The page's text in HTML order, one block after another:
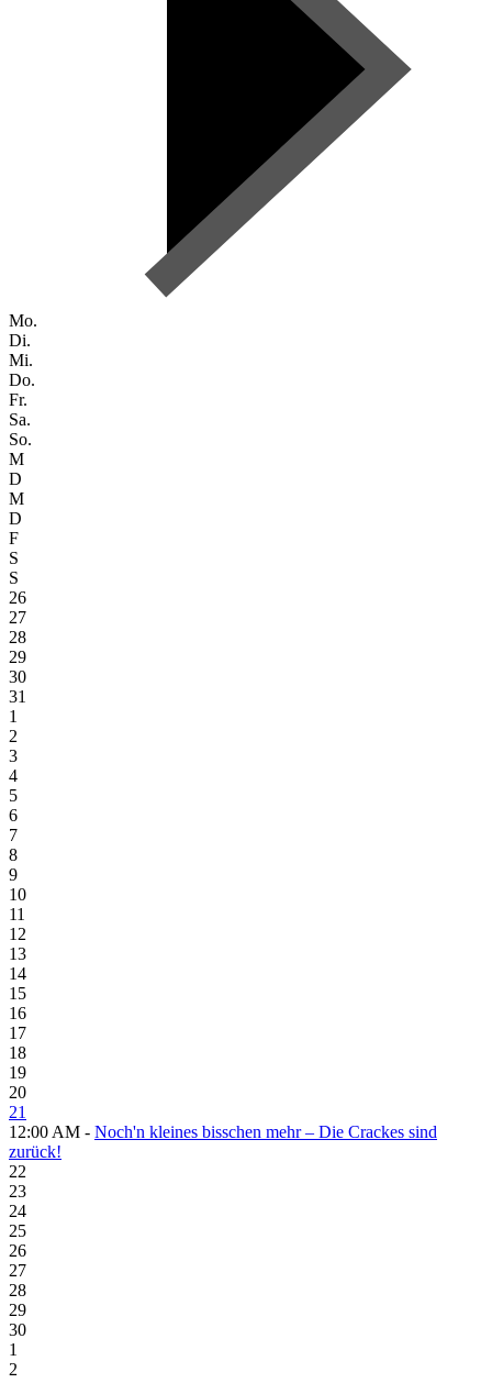
Mo.
Di.
Mi.
Do.
Fr.
Sa.
So.
M
D
M
D
F
S
S
26
27
28
29
30
31
1
2
3
4
5
6
7
8
9
10
11
12
13
14
15
16
17
18
19
20
21
12:00 AM - Noch'n kleines bisschen mehr – Die Crackes sind
zurück!
22
23
24
25
26
27
28
29
30
1
2